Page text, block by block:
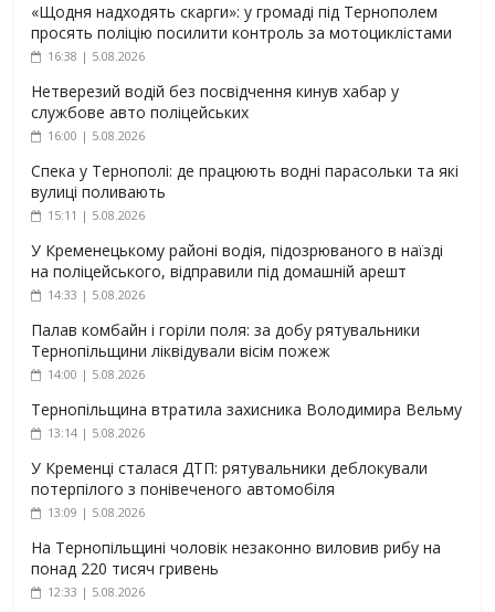
«Щодня надходять скарги»: у громаді під Тернополем
просять поліцію посилити контроль за мотоциклістами
16:38 | 5.08.2026
Нетверезий водій без посвідчення кинув хабар у
службове авто поліцейських
16:00 | 5.08.2026
Спека у Тернополі: де працюють водні парасольки та які
вулиці поливають
15:11 | 5.08.2026
У Кременецькому районі водія, підозрюваного в наїзді
на поліцейського, відправили під домашній арешт
14:33 | 5.08.2026
Палав комбайн і горіли поля: за добу рятувальники
Тернопільщини ліквідували вісім пожеж
14:00 | 5.08.2026
Тернопільщина втратила захисника Володимира Вельму
13:14 | 5.08.2026
У Кременці сталася ДТП: рятувальники деблокували
потерпілого з понівеченого автомобіля
13:09 | 5.08.2026
На Тернопільщині чоловік незаконно виловив рибу на
понад 220 тисяч гривень
12:33 | 5.08.2026